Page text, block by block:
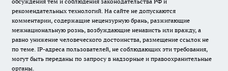
рекомендательных технологий. На сайте не допускаются
комментарии, содержащие нецензурную брань, разжигающие
межнациональную рознь, возбуждающие ненависть или вражду, а
равно унижение человеческого достоинства, размещение ссылок не
по теме. IP-адреса пользователей, не соблюдающих эти требования,
могут быть переданы по запросу в надзорные и правоохранительные
органы.